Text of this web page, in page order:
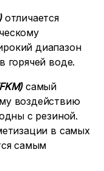
отличается
диапазон
горячей воде.
самый
воздействию
с резиной.
в самых
самым